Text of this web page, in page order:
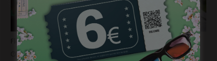
Flashback 2022/ Flashforward 2023: Raphaël Balboni
janvier 6, 2023